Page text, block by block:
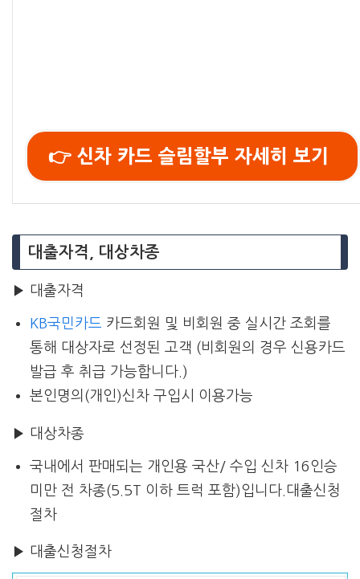
👉 신차 카드 슬림할부 자세히 보기
대출자격, 대상차종
▶ 대출자격
KB국민카드 카드회원 및 비회원 중 실시간 조회를
통해 대상자로 선정된 고객 (비회원의 경우 신용카드
발급 후 취급 가능합니다.)
본인명의(개인)신차 구입시 이용가능
▶ 대상차종
국내에서 판매되는 개인용 국산/ 수입 신차 16인승
미만 전 차종(5.5T 이하 트럭 포함)입니다.대출신청
절차
▶ 대출신청절차